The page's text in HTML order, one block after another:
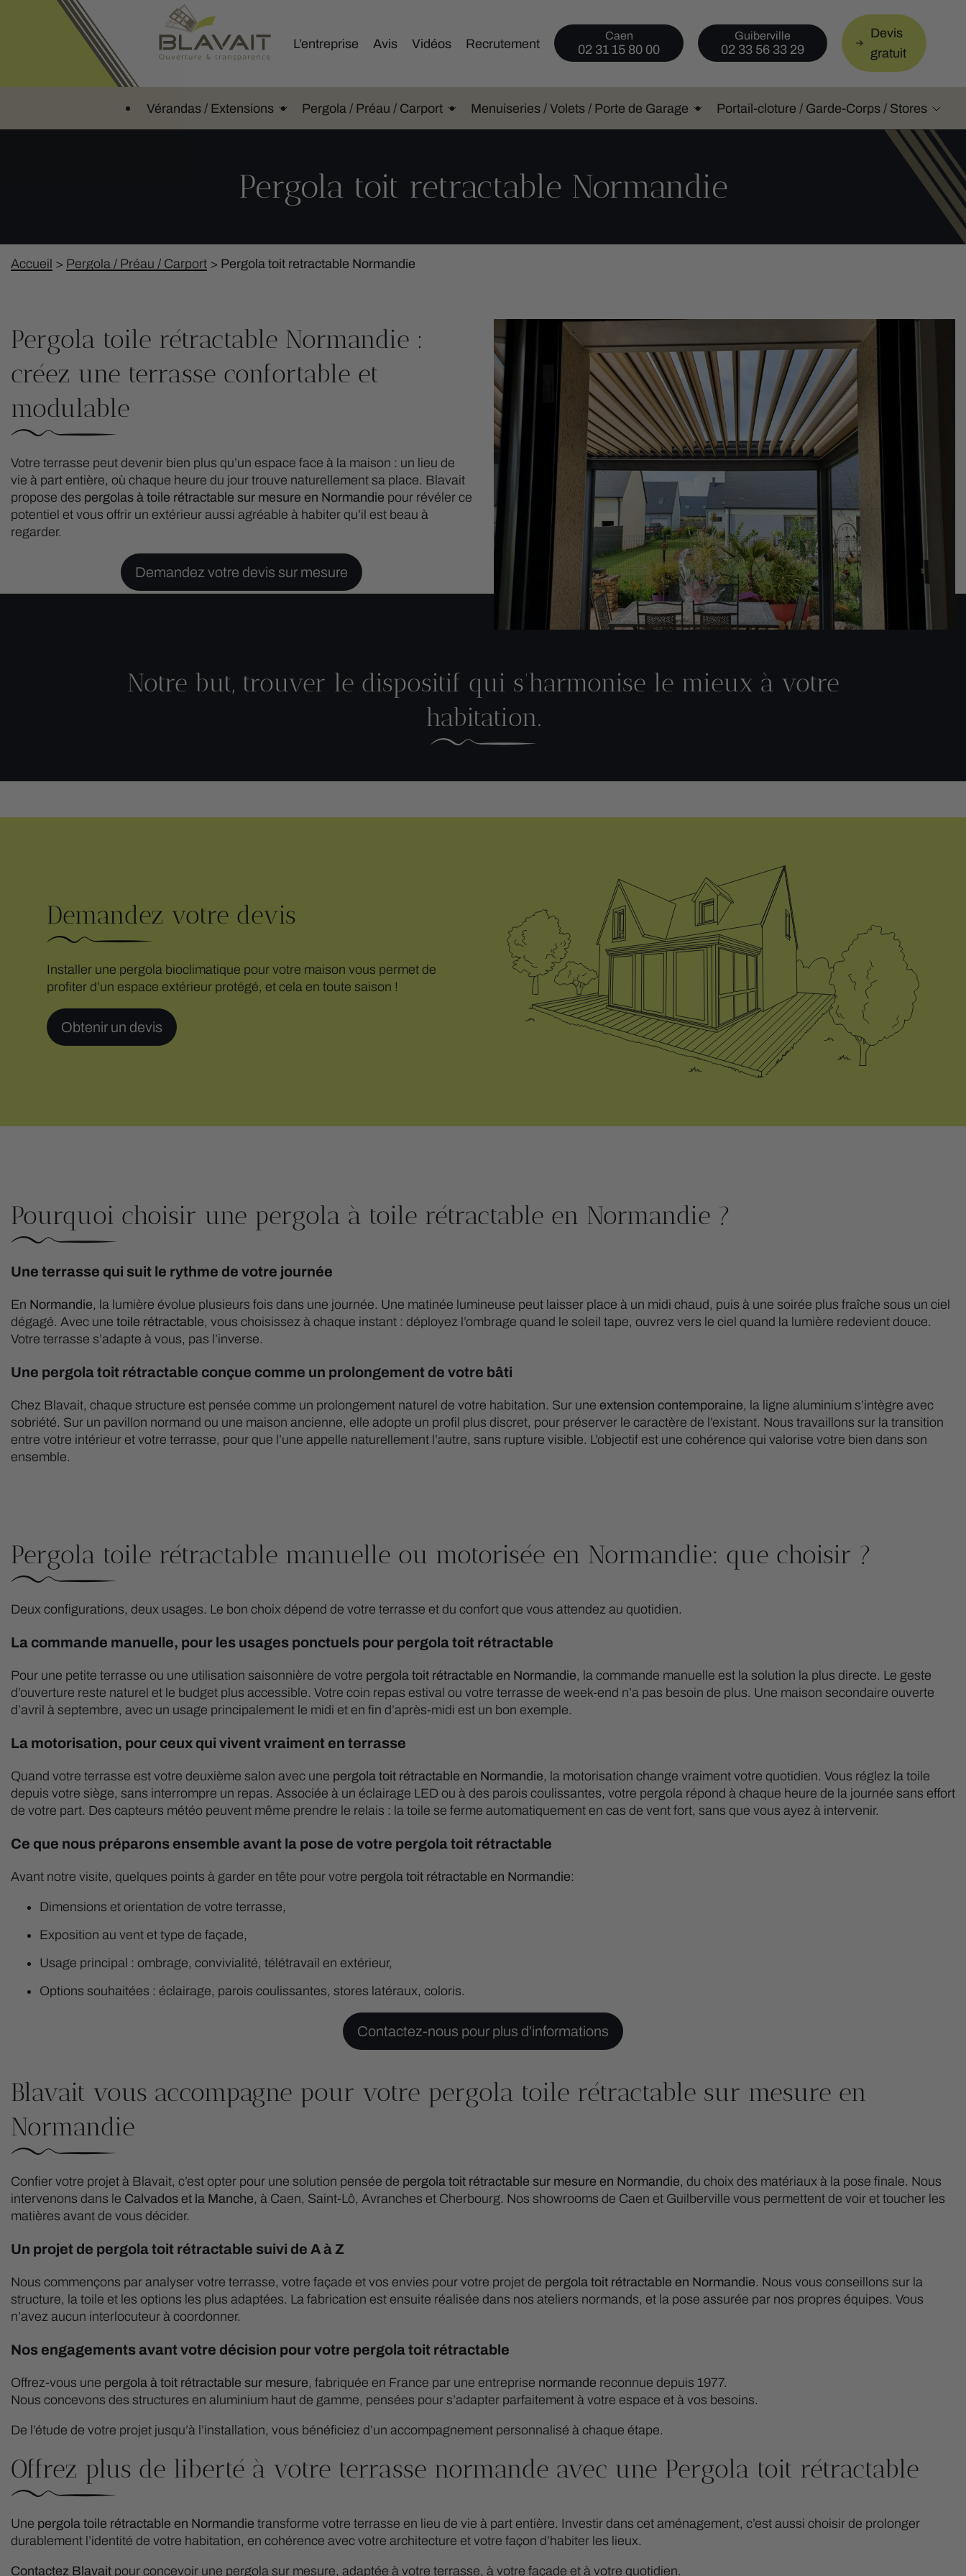
L’entreprise Avis Vidéos Recrutement
Caen
02 31 15 80 00
Guiberville
02 33 56 33 29
Devis
gratuit
Vérandas / Extensions Pergola / Préau / Carport Menuiseries / Volets / Porte de Garage Portail-cloture / Garde-Corps / Stores
Pergola toit retractable Normandie
Accueil > Pergola / Préau / Carport > Pergola toit retractable Normandie
Pergola toile rétractable Normandie :
créez une terrasse confortable et
modulable
Votre terrasse peut devenir bien plus qu’un espace face à la maison : un lieu de
vie à part entière, où chaque heure du jour trouve naturellement sa place. Blavait
propose des pergolas à toile rétractable sur mesure en Normandie pour révéler ce
potentiel et vous offrir un extérieur aussi agréable à habiter qu’il est beau à
regarder.
Demandez votre devis sur mesure
Notre but, trouver le dispositif qui s’harmonise le mieux à votre
habitation.
Demandez votre devis
Installer une pergola bioclimatique pour votre maison vous permet de
profiter d’un espace extérieur protégé, et cela en toute saison !
Obtenir un devis
Pourquoi choisir une pergola à toile rétractable en Normandie ?
Une terrasse qui suit le rythme de votre journée
En Normandie, la lumière évolue plusieurs fois dans une journée. Une matinée lumineuse peut laisser place à un midi chaud, puis à une soirée plus fraîche sous un ciel
dégagé. Avec une toile rétractable, vous choisissez à chaque instant : déployez l’ombrage quand le soleil tape, ouvrez vers le ciel quand la lumière redevient douce.
Votre terrasse s’adapte à vous, pas l’inverse.
Une pergola toit rétractable conçue comme un prolongement de votre bâti
Chez Blavait, chaque structure est pensée comme un prolongement naturel de votre habitation. Sur une extension contemporaine, la ligne aluminium s’intègre avec
sobriété. Sur un pavillon normand ou une maison ancienne, elle adopte un profil plus discret, pour préserver le caractère de l’existant. Nous travaillons sur la transition
entre votre intérieur et votre terrasse, pour que l’une appelle naturellement l’autre, sans rupture visible. L’objectif est une cohérence qui valorise votre bien dans son
ensemble.
Pergola toile rétractable manuelle ou motorisée en Normandie: que choisir ?
Deux configurations, deux usages. Le bon choix dépend de votre terrasse et du confort que vous attendez au quotidien.
La commande manuelle, pour les usages ponctuels pour pergola toit rétractable
Pour une petite terrasse ou une utilisation saisonnière de votre pergola toit rétractable en Normandie, la commande manuelle est la solution la plus directe. Le geste
d’ouverture reste naturel et le budget plus accessible. Votre coin repas estival ou votre terrasse de week-end n’a pas besoin de plus. Une maison secondaire ouverte
d’avril à septembre, avec un usage principalement le midi et en fin d’après-midi est un bon exemple.
La motorisation, pour ceux qui vivent vraiment en terrasse
Quand votre terrasse est votre deuxième salon avec une pergola toit rétractable en Normandie, la motorisation change vraiment votre quotidien. Vous réglez la toile
depuis votre siège, sans interrompre un repas. Associée à un éclairage LED ou à des parois coulissantes, votre pergola répond à chaque heure de la journée sans effort
de votre part. Des capteurs météo peuvent même prendre le relais : la toile se ferme automatiquement en cas de vent fort, sans que vous ayez à intervenir.
Ce que nous préparons ensemble avant la pose de votre pergola toit rétractable
Avant notre visite, quelques points à garder en tête pour votre pergola toit rétractable en Normandie:
Dimensions et orientation de votre terrasse,
Exposition au vent et type de façade,
Usage principal : ombrage, convivialité, télétravail en extérieur,
Options souhaitées : éclairage, parois coulissantes, stores latéraux, coloris.
Contactez-nous pour plus d’informations
Blavait vous accompagne pour votre pergola toile rétractable sur mesure en
Normandie
Confier votre projet à Blavait, c’est opter pour une solution pensée de pergola toit rétractable sur mesure en Normandie, du choix des matériaux à la pose finale. Nous
intervenons dans le Calvados et la Manche, à Caen, Saint-Lô, Avranches et Cherbourg. Nos showrooms de Caen et Guilberville vous permettent de voir et toucher les
matières avant de vous décider.
Un projet de pergola toit rétractable suivi de A à Z
Nous commençons par analyser votre terrasse, votre façade et vos envies pour votre projet de pergola toit rétractable en Normandie. Nous vous conseillons sur la
structure, la toile et les options les plus adaptées. La fabrication est ensuite réalisée dans nos ateliers normands, et la pose assurée par nos propres équipes. Vous
n’avez aucun interlocuteur à coordonner.
Nos engagements avant votre décision pour votre pergola toit rétractable
Offrez-vous une pergola à toit rétractable sur mesure, fabriquée en France par une entreprise normande reconnue depuis 1977.
Nous concevons des structures en aluminium haut de gamme, pensées pour s’adapter parfaitement à votre espace et à vos besoins.
De l’étude de votre projet jusqu’à l’installation, vous bénéficiez d’un accompagnement personnalisé à chaque étape.
Offrez plus de liberté à votre terrasse normande avec une Pergola toit rétractable
Une pergola toile rétractable en Normandie transforme votre terrasse en lieu de vie à part entière. Investir dans cet aménagement, c’est aussi choisir de prolonger
durablement l’identité de votre habitation, en cohérence avec votre architecture et votre façon d’habiter les lieux.
Contactez Blavait pour concevoir une pergola sur mesure, adaptée à votre terrasse, à votre façade et à votre quotidien.